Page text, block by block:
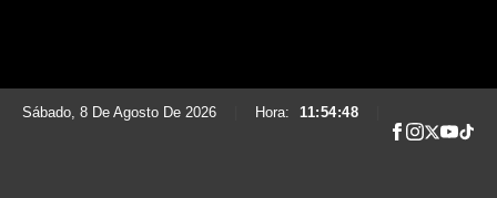
Sábado, 8 De Agosto De 2026 Hora: 11:54:49